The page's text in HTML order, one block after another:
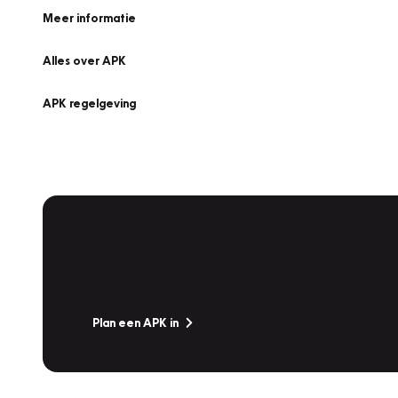
Meer informatie
Alles over APK
APK regelgeving
Plan een APK in